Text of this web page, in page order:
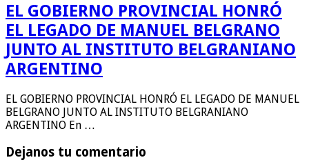
EL GOBIERNO PROVINCIAL HONRÓ
EL LEGADO DE MANUEL BELGRANO
JUNTO AL INSTITUTO BELGRANIANO
ARGENTINO
EL GOBIERNO PROVINCIAL HONRÓ EL LEGADO DE MANUEL
BELGRANO JUNTO AL INSTITUTO BELGRANIANO
ARGENTINO En …
Dejanos tu comentario